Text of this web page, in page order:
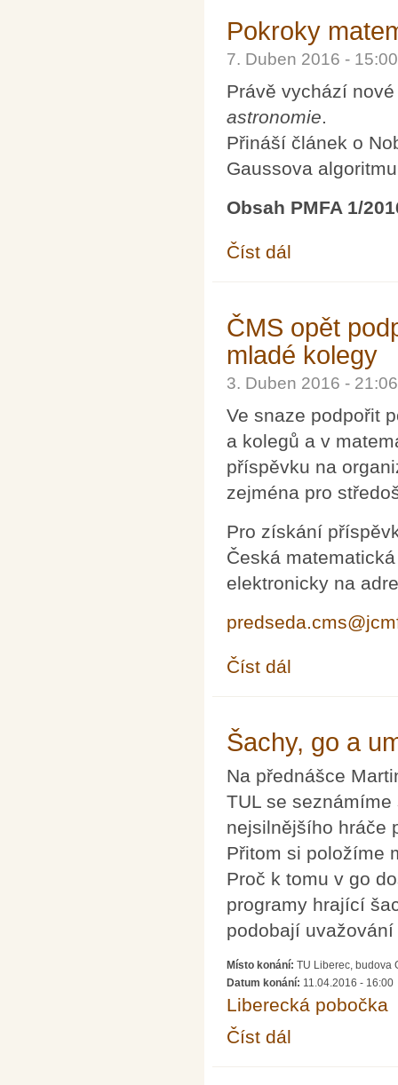
Pokroky
7. Duben 2016 -
Právě vychází
astronomie.
Přináší článek o
Gaussova
Obsah PMFA 1/
Číst dál
ČMS opět
mladé kolegy
3. Duben 2016 -
Ve snaze podpořit
a kolegů a v
příspěvku na
zejména pro
Pro získání
Česká
elektronicky na
Číst dál
Šachy, go a
Na přednášce
TUL se
nejsilnějšího hráče
Přitom si položíme
Proč k tomu v go
programy hrající
podobají
Místo konání: TU Liberec, budova
Datum konání: 11.04.2016 - 16:00
Liberecká pobočka
Číst dál